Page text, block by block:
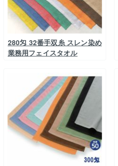
280匁 32番手双糸 スレン染め
業務用フェイスタオル